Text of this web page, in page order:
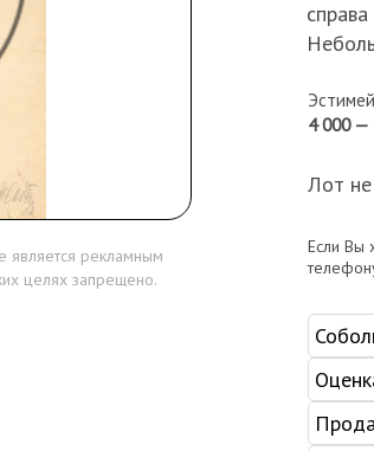
является рекламным
целях запрещено.
4 000 —
Лот
Если Вы